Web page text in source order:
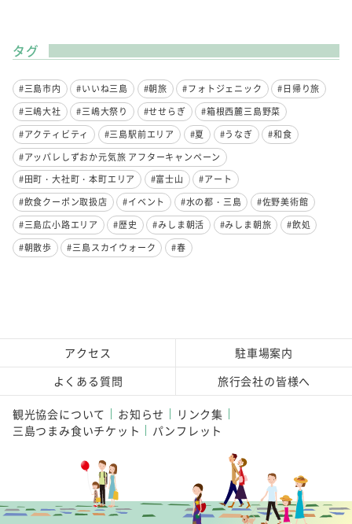
タグ
#三島市内 #いいね三島 #朝旅 #フォトジェニック
#日帰り旅
#三嶋大社
#三嶋大祭り #せせらぎ
#箱根西麓三島野菜
#アクティビティ
#三島駅前エリア #夏 #うなぎ
#和食
#アッパレしずおか元気旅 アフターキャンペーン
#田町・大社町・本町エリア
#富士山
#アート
#飲食クーポン取扱店
#イベント #水の都・三島
#佐野美術館
#三島広小路エリア
#歴史 #みしま朝活 #みしま朝旅
#飲処
#朝散歩
#三島スカイウォーク #春
アクセス
駐車場案内
よくある質問
旅行会社の皆様へ
観光協会について お知らせ
リンク集
三島つまみ食いチケット
パンフレット